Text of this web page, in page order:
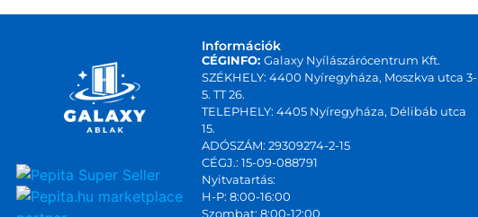
marketplace
Információk
CÉGINFO:Galaxy Nyílászárócentrum Kft.
SZÉKHELY: 4400 Nyíregyháza, Moszkva utca 3-
5. TT 26.
TELEPHELY: 4405 Nyíregyháza, Délibáb utca
15.
ADÓSZÁM: 29309274-2-15
CÉGJ.: 15-09-088791
Nyitvatartás:
H-P: 8:00-16:00
Szombat: 8:00-12:00